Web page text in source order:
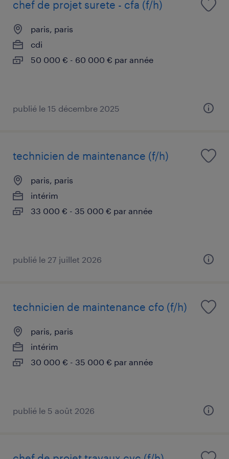
chef de projet surete - cfa (f/h)
paris, paris
cdi
50 000 € - 60 000 € par année
publié le 15 décembre 2025
technicien de maintenance (f/h)
paris, paris
intérim
33 000 € - 35 000 € par année
publié le 27 juillet 2026
technicien de maintenance cfo (f/h)
paris, paris
intérim
30 000 € - 35 000 € par année
publié le 5 août 2026